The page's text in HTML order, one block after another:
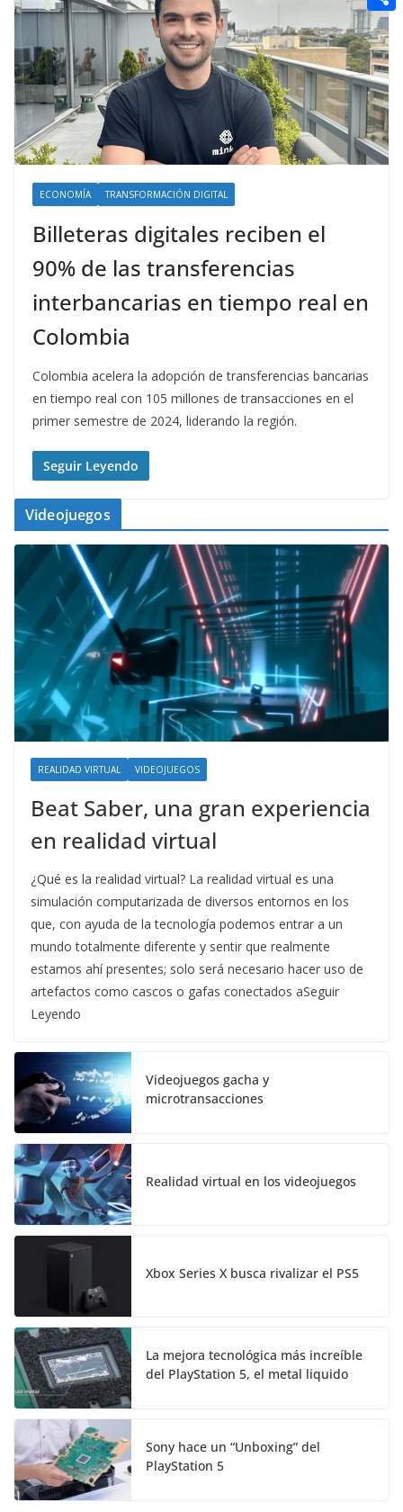
ECONOMÍA TRANSFORMACIÓN DIGITAL
Billeteras digitales reciben el
90% de las transferencias
interbancarias en tiempo real en
Colombia
Colombia acelera la adopción de transferencias bancarias
en tiempo real con 105 millones de transacciones en el
primer semestre de 2024, liderando la región.
Seguir Leyendo
Videojuegos
REALIDAD VIRTUAL VIDEOJUEGOS
Beat Saber, una gran experiencia
en realidad virtual
¿Qué es la realidad virtual? La realidad virtual es una
simulación computarizada de diversos entornos en los
que, con ayuda de la tecnología podemos entrar a un
mundo totalmente diferente y sentir que realmente
estamos ahí presentes; solo será necesario hacer uso de
artefactos como cascos o gafas conectados aSeguir
Leyendo
Videojuegos gacha y
microtransacciones
Realidad virtual en los videojuegos
Xbox Series X busca rivalizar el PS5
La mejora tecnológica más increíble
del PlayStation 5, el metal liquido
Sony hace un “Unboxing” del
PlayStation 5
n
g
e
r
e
r
e
r
e
s
t
a
i
l
e
d
d
i
t
C
o
m
p
a
r